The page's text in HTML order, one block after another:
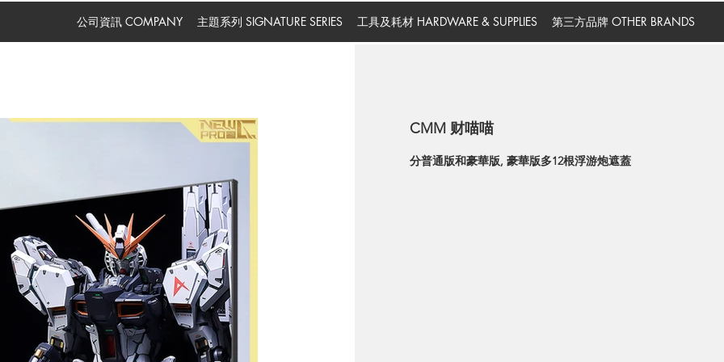
公司資訊 COMPANY 主題系列 SIGNATURE SERIES 工具及耗材 HARDWARE & SUPPLIES 第三方品牌 OTHER BRANDS
CMM 财喵喵
分普通版和豪華版, 豪華版多12根浮游炮遮蓋